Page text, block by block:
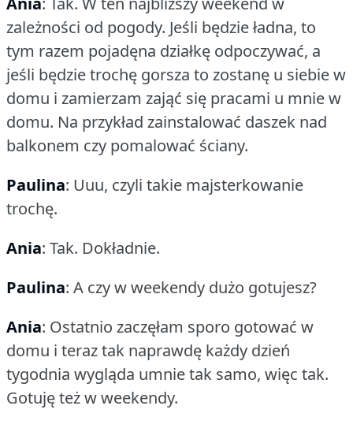
zależności od pogody. Jeśli będzie ładna, to
tym razem pojadęna działkę odpoczywać, a
jeśli będzie trochę gorsza to zostanę u siebie w
domu i zamierzam zająć się pracami u mnie w
domu. Na przykład zainstalować daszek nad
balkonem czy pomalować ściany.
Paulina: Uuu, czyli takie majsterkowanie
trochę.
Ania: Tak. Dokładnie.
Paulina: A czy w weekendy dużo gotujesz?
Ania: Ostatnio zaczęłam sporo gotować w
domu i teraz tak naprawdę każdy dzień
tygodnia wygląda umnie tak samo, więc tak.
Gotuję też w weekendy.